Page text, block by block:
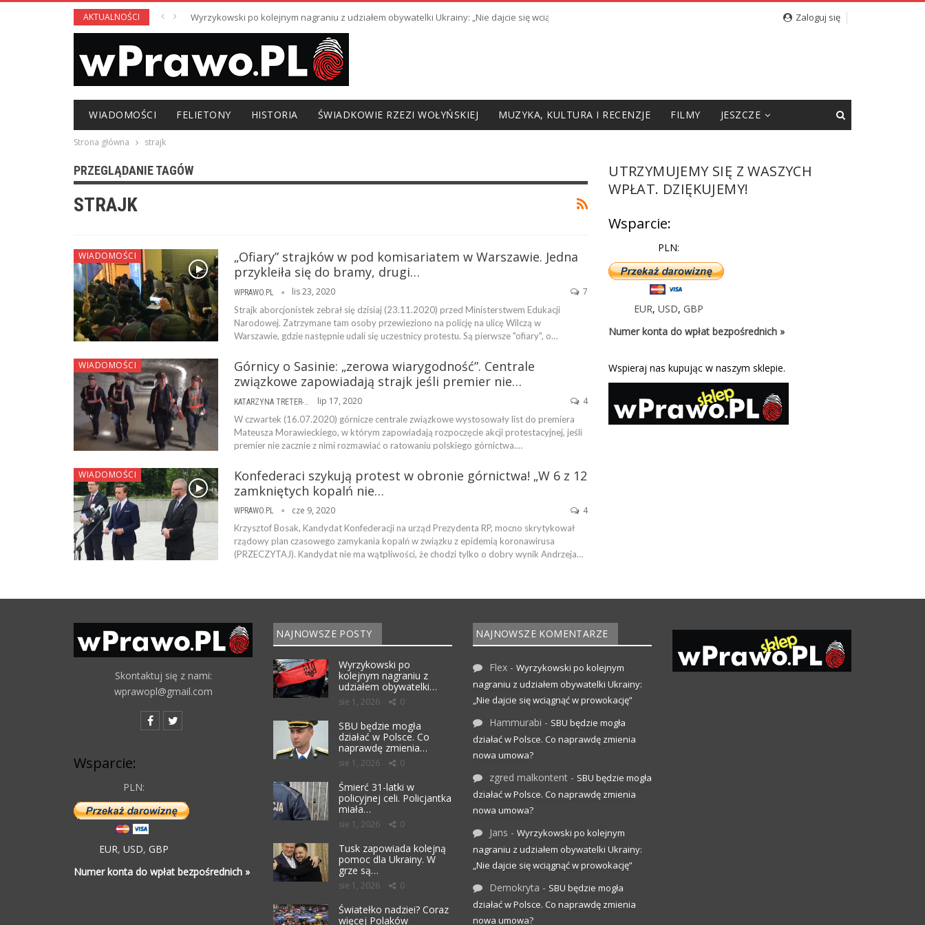
AKTUALNOŚCI Wyrzykowski po kolejnym nagraniu z udziałem obywatelki Ukrainy: „Nie dajcie się wciągnąć w prowokację” Zaloguj się
WIADOMOŚCI FELIETONY HISTORIA ŚWIADKOWIE RZEZI WOŁYŃSKIEJ MUZYKA, KULTURA I RECENZJE FILMY JESZCZE
Strona główna strajk
PRZEGLĄDANIE TAGÓW
STRAJK
WIADOMOŚCI
„Ofiary” strajków w pod komisariatem w Warszawie. Jedna
przykleiła się do bramy, drugi…
WPRAWO.PL lis 23, 2020 7
Strajk aborcjonistek zebrał się dzisiaj (23.11.2020) przed Ministerstwem Edukacji
Narodowej. Zatrzymane tam osoby przewieziono na policję na ulicę Wilczą w
Warszawie, gdzie następnie udali się uczestnicy protestu. Są pierwsze "ofiary", o…
WIADOMOŚCI
Górnicy o Sasinie: „zerowa wiarygodność”. Centrale
związkowe zapowiadają strajk jeśli premier nie…
lip 17, 2020 4
W czwartek (16.07.2020) górnicze centrale związkowe wystosowały list do premiera
Mateusza Morawieckiego, w którym zapowiadają rozpoczęcie akcji protestacyjnej, jeśli
premier nie zacznie z nimi rozmawiać o ratowaniu polskiego górnictwa.…
WIADOMOŚCI
Konfederaci szykują protest w obronie górnictwa! „W 6 z 12
zamkniętych kopalń nie…
WPRAWO.PL cze 9, 2020 4
Krzysztof Bosak, Kandydat Konfederacji na urząd Prezydenta RP, mocno skrytykował
rządowy plan czasowego zamykania kopalń w związku z epidemią koronawirusa
(PRZECZYTAJ). Kandydat nie ma wątpliwości, że chodzi tylko o dobry wynik Andrzeja…
UTRZYMUJEMY SIĘ Z WASZYCH
WPŁAT. DZIĘKUJEMY!
Wsparcie:
PLN:
EUR,USD,GBP
Numer konta do wpłat bezpośrednich »
Wspieraj nas kupując w naszym sklepie.
Skontaktuj się z nami:
wprawopl@gmail.com
Wsparcie:
PLN:
EUR, USD, GBP
Numer konta do wpłat bezpośrednich »
NAJNOWSZE POSTY
Wyrzykowski po
kolejnym nagraniu z
udziałem obywatelki…
sie 1, 2026 0
SBU będzie mogła
działać w Polsce. Co
naprawdę zmienia…
sie 1, 2026 0
Śmierć 31-latki w
policyjnej celi. Policjantka
miała…
sie 1, 2026 0
Tusk zapowiada kolejną
pomoc dla Ukrainy. W
grze są…
sie 1, 2026 0
Światełko nadziei? Coraz
więcej Polaków
NAJNOWSZE KOMENTARZE
Flex - Wyrzykowski po kolejnym
nagraniu z udziałem obywatelki Ukrainy:
„Nie dajcie się wciągnąć w prowokację”
Hammurabi - SBU będzie mogła
działać w Polsce. Co naprawdę zmienia
nowa umowa?
zgred malkontent - SBU będzie mogła
działać w Polsce. Co naprawdę zmienia
nowa umowa?
Jans - Wyrzykowski po kolejnym
nagraniu z udziałem obywatelki Ukrainy:
„Nie dajcie się wciągnąć w prowokację”
Demokryta - SBU będzie mogła
działać w Polsce. Co naprawdę zmienia
nowa umowa?